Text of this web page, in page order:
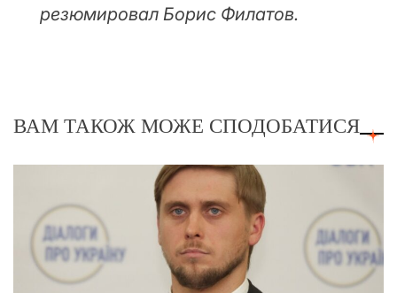
резюмировал Борис Филатов.
ВАМ ТАКОЖ МОЖЕ СПОДОБАТИСЯ